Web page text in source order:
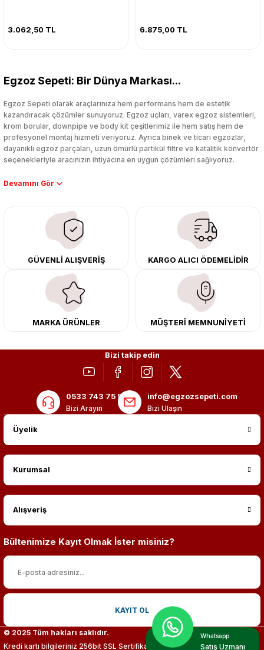
3.062,50 TL 6.875,00 TL
Egzoz Sepeti: Bir Dünya Markası...
Egzoz Sepeti olarak araçlarınıza hem performans hem de estetik
kazandıracak çözümler sunuyoruz. Egzoz uçları, varex egzoz sistemleri,
krom borular, downpipe ve body kit çeşitlerimiz ile hem satış hem de
profesyonel montaj hizmeti veriyoruz. Ayrıca binek ve ticari egzozlar,
dayanıklı egzoz parçaları, uzun ömürlü partikül filtre ve katalitik konvertör
seçenekleriyle aracınızın ihtiyacına en uygun çözümleri sağlıyoruz.
Performans artışı isteyen sürücüler için özel performans egzozları ve
çıkma orijinal ürünler ile yenileyebilir, body kit uygulamalarıyla aracınızın
tasarımını ve aerodinamisini üst seviyeye taşıyabilirsiniz.
Tüm ürünlerimiz orijinal, dayanıklı ve uzun ömürlüdür. İstanbul’daki montaj
merkezimizde profesyonel montaj yapıyor, Türkiye’nin her yerine güvenli
kargo ile teslimat gerçekleştiriyoruz. Aracınıza değer katmak için doğru
adres: Egzoz Sepeti.
GÜVENLİ ALIŞVERİŞ KARGO ALICI ÖDEMELİDİR
MARKA ÜRÜNLER MÜŞTERİ MEMNUNİYETİ
Bizi takip edin
0533 743 75 56
Bizi Arayın
info@egzozsepeti.com
Bizi Ulaşın
Üyelik
Kurumsal
Alışveriş
Bültenimize Kayıt Olmak İster misiniz?
KAYIT OL
© 2025 Tüm hakları saklıdır.
Kredi kartı bilgileriniz 256bit SSL Sertifikası ile %100 koruma altındadır.
Whatsapp
Satış Uzmanı